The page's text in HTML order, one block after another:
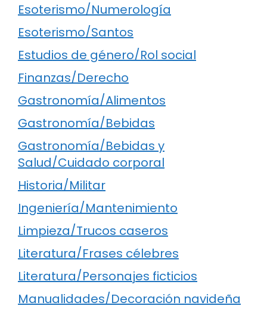
Esoterismo/Numerología
Esoterismo/Santos
Estudios de género/Rol social
Finanzas/Derecho
Gastronomía/Alimentos
Gastronomía/Bebidas
Gastronomía/Bebidas y
Salud/Cuidado corporal
Historia/Militar
Ingeniería/Mantenimiento
Limpieza/Trucos caseros
Literatura/Frases célebres
Literatura/Personajes ficticios
Manualidades/Decoración navideña